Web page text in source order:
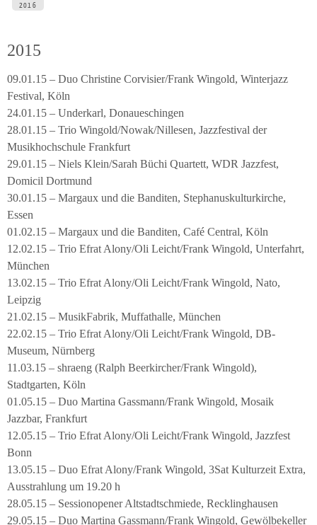
2016
2015
09.01.15 – Duo Christine Corvisier/Frank Wingold, Winterjazz
Festival, Köln
24.01.15 – Underkarl, Donaueschingen
28.01.15 – Trio Wingold/Nowak/Nillesen, Jazzfestival der
Musikhochschule Frankfurt
29.01.15 – Niels Klein/Sarah Büchi Quartett, WDR Jazzfest,
Domicil Dortmund
30.01.15 – Margaux und die Banditen, Stephanuskulturkirche,
Essen
01.02.15 – Margaux und die Banditen, Café Central, Köln
12.02.15 – Trio Efrat Alony/Oli Leicht/Frank Wingold, Unterfahrt,
München
13.02.15 – Trio Efrat Alony/Oli Leicht/Frank Wingold, Nato,
Leipzig
21.02.15 – MusikFabrik, Muffathalle, München
22.02.15 – Trio Efrat Alony/Oli Leicht/Frank Wingold, DB-
Museum, Nürnberg
11.03.15 – shraeng (Ralph Beerkircher/Frank Wingold),
Stadtgarten, Köln
01.05.15 – Duo Martina Gassmann/Frank Wingold, Mosaik
Jazzbar, Frankfurt
12.05.15 – Trio Efrat Alony/Oli Leicht/Frank Wingold, Jazzfest
Bonn
13.05.15 – Duo Efrat Alony/Frank Wingold, 3Sat Kulturzeit Extra,
Ausstrahlung um 19.20 h
28.05.15 – Sessionopener Altstadtschmiede, Recklinghausen
29.05.15 – Duo Martina Gassmann/Frank Wingold, Gewölbekeller